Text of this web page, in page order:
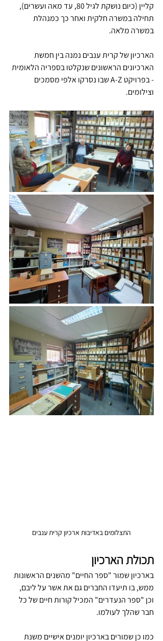
קליין (כיום נושקת לגיל 80, עד מאה ועשרים),
תחילה במשרה חלקית ואחר כך כמנהלת
במשרה מלאה.
הארכיון של קרית ענבים נמנה בין חמשת
הארכיונים הראשונים שנקלטו בספריה הלאומית
- בפרויקט A-Z שבו נסרקו אלפי מסמכים
וצילומים.
התצלומים באדיבות ארכיון קרית ענבים
תכולת הארכיון
בארכיון שמור "ספר החיים" מהשנים הראשונות
ממש, בו תיעדו החברים גם את אשר על ליבם,
וכן "ספר הנעדרים" המכיל קורות חיים של כל
חבר שהלך לעולמו.
כמו כן שמורים בארכיון יומנים אישיים משנת